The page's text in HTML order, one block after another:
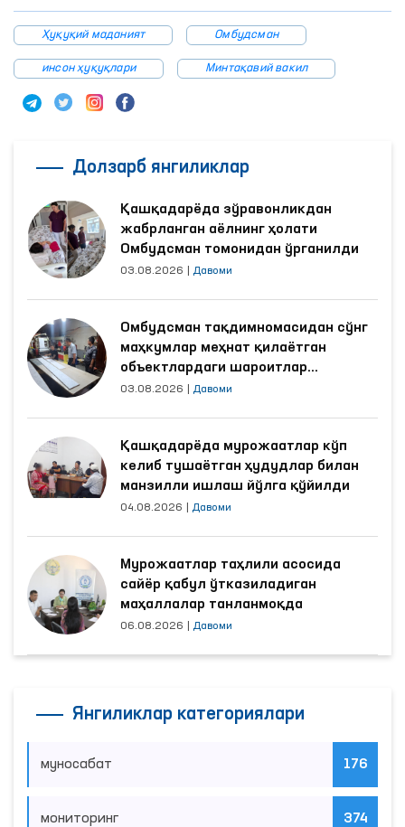
Ҳуқуқий маданият Омбудсман
инсон ҳуқуқлари Минтақавий вакил
Долзарб янгиликлар
Қашқадарёда зўравонликдан
жабрланган аёлнинг ҳолати
Омбудсман томонидан ўрганилди
03.08.2026 Давоми
Омбудсман тақдимномасидан сўнг
маҳкумлар меҳнат қилаётган
объектлардаги шароитлар
яхшиланди
03.08.2026 Давоми
Қашқадарёда мурожаатлар кўп
келиб тушаётган ҳудудлар билан
манзилли ишлаш йўлга қўйилди
04.08.2026 Давоми
Мурожаатлар таҳлили асосида
сайёр қабул ўтказиладиган
маҳаллалар танланмоқда
06.08.2026 Давоми
Янгиликлар категориялари
муносабат 176
мониторинг 374